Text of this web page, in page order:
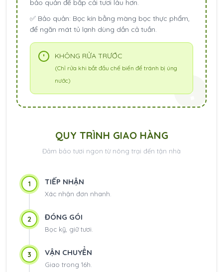
bảo quản để bắp cải tươi lâu hơn.
✅ Bảo quản: Bọc kín bằng màng bọc thực phẩm,
để ngăn mát tủ lạnh dùng dần cả tuần.
KHÔNG RỬA TRƯỚC
(Chỉ rửa khi bắt đầu chế biến để tránh bị úng
nước)
QUY TRÌNH GIAO HÀNG
Đảm bảo tươi ngon từ nông trại đến tận nhà
1 TIẾP NHẬN
Xác nhận đơn nhanh.
2 ĐÓNG GÓI
Bọc kỹ, giữ tươi.
3 VẬN CHUYỂN
Giao trong 16h.